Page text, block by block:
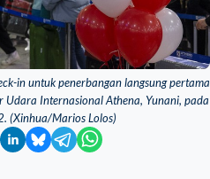
in untuk penerbangan langsung pertama
Internasional Athena, Yunani, pada
(Xinhua/Marios Lolos)